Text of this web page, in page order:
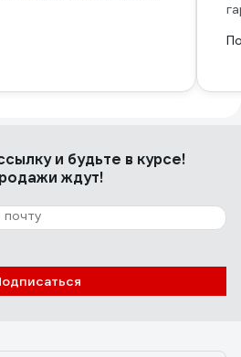
и будьте в курсе!
ждут!